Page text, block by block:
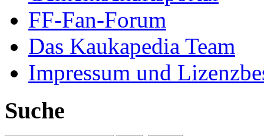
FF-Fan-Forum
Das Kaukapedia Team
Impressum und
Suche